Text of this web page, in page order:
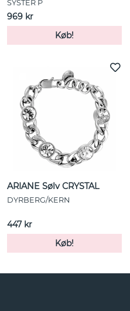
SYSTER P
969 kr
Køb!
ARIANE Sølv CRYSTAL
DYRBERG/KERN
447 kr
Køb!